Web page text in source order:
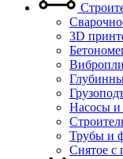
3D
Насосы и
Трубы и
Снятое с